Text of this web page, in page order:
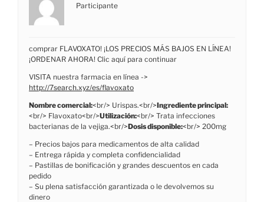
Participante
comprar FLAVOXATO! ¡LOS PRECIOS MÁS BAJOS EN LÍNEA!
¡ORDENAR AHORA! Clic aquí para continuar
VISITA nuestra farmacia en línea ->
http://7search.xyz/es/flavoxato
Nombre comercial:<br/> Urispas.<br/>Ingrediente principal:
<br/> Flavoxato<br/>Utilización:<br/> Trata infecciones
bacterianas de la vejiga.<br/>Dosis disponible:<br/> 200mg
– Precios bajos para medicamentos de alta calidad
– Entrega rápida y completa confidencialidad
– Pastillas de bonificación y grandes descuentos en cada
pedido
– Su plena satisfacción garantizada o le devolvemos su
dinero